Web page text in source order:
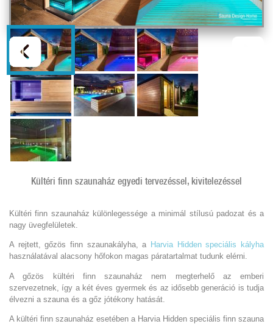
Kültéri finn szaunaház egyedi tervezéssel, kivitelezéssel
Kültéri finn szaunaház különlegessége a minimál stílusú padozat és a
nagy üvegfelületek.
A rejtett, gőzös finn szaunakályha, a Harvia Hidden speciális kályha
használatával alacsony hőfokon magas páratartalmat tudunk elérni.
A gőzös kültéri finn szaunaház nem megterhelő az emberi
szervezetnek, így a két éves gyermek és az idősebb generáció is tudja
élvezni a szauna és a gőz jótékony hatását.
A kültéri finn szaunaház esetében a Harvia Hidden speciális finn szauna